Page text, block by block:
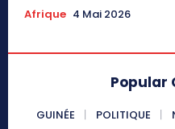
Afrique 4 Mai 2026
Popular
GUINÉE POLITIQUE